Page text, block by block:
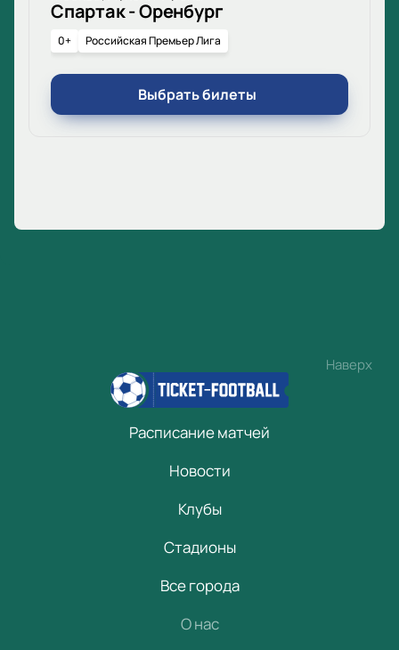
Спартак - Оренбург
0+ Российская Премьер Лига
Выбрать билеты
Наверх
Расписание матчей
Новости
Клубы
Стадионы
Все города
О нас